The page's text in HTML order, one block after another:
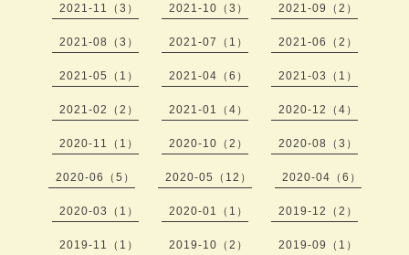
2021-11（3） 2021-10（3） 2021-09（2）
2021-08（3） 2021-07（1） 2021-06（2）
2021-05（1） 2021-04（6） 2021-03（1）
2021-02（2） 2021-01（4） 2020-12（4）
2020-11（1） 2020-10（2） 2020-08（3）
2020-06（5） 2020-05（12） 2020-04（6）
2020-03（1） 2020-01（1） 2019-12（2）
2019-11（1） 2019-10（2） 2019-09（1）